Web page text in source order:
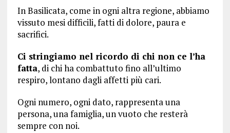
In Basilicata, come in ogni altra regione, abbiamo
vissuto mesi difficili, fatti di dolore, paura e
sacrifici.
Ci stringiamo nel ricordo di chi non ce l’ha
fatta, di chi ha combattuto fino all’ultimo
respiro, lontano dagli affetti più cari.
Ogni numero, ogni dato, rappresenta una
persona, una famiglia, un vuoto che resterà
sempre con noi.